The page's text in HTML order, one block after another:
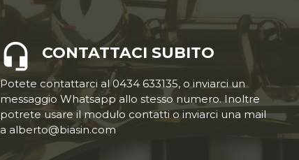
CONTATTACI SUBITO
Potete contattarci al 0434 633135, o inviarci un
messaggio Whatsapp allo stesso numero. Inoltre
potrete usare il modulo contatti o inviarci una mail
a alberto@biasin.com